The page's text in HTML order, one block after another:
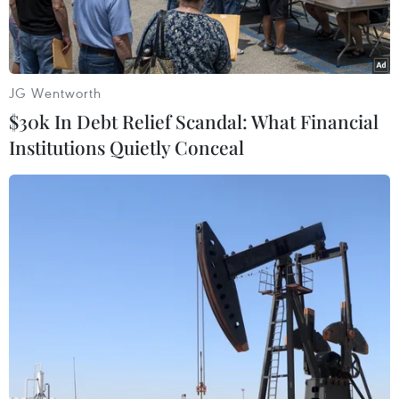
(Nguồn: nytimes.com)
Phiên 22/9, giá trị thị trường của hãng sản xuất
xe điện Tesla Inc đã giảm 50 tỷ USD cho dù
Giám đốc điều hành (CEO) Elon Musk cam kết
cắt giảm triệt để chi phí để người tiêu dùng có
JG Wentworth
$30k In Debt Relief Scandal: What Financial
Institutions Quietly Conceal